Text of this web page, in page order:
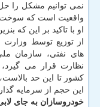
نمی توانیم مشكل را
واقعیت است كه سوخت
او با تاكید بر این كه
از توزیع توسط
های نفتی، سازمان
نظارت قرار می گیرد،
كشور تا این حد
این حجم از سرمایه
خودروسازان به جای